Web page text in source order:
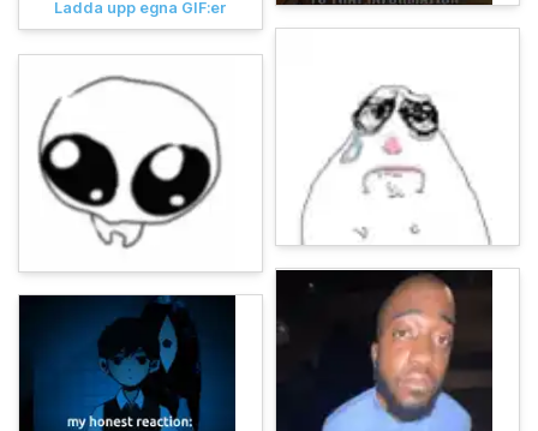
Ladda upp egna GIF:er